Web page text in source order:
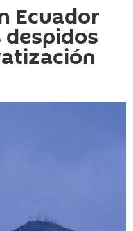
Ecuador
despidos